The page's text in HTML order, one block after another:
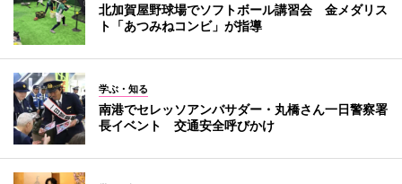
北加賀屋野球場でソフトボール講習会 金メダリス
ト「あつみねコンビ」が指導
学ぶ・知る
南港でセレッソアンバサダー・丸橋さん一日警察署
長イベント 交通安全呼びかけ